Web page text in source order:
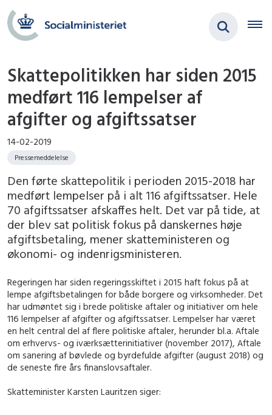
Skattepolitikken har siden 2015
medført 116 lempelser af
afgifter og afgiftssatser
14-02-2019
Pressemeddelelse
Den førte skattepolitik i perioden 2015-2018 har
medført lempelser på i alt 116 afgiftssatser. Hele
70 afgiftssatser afskaffes helt. Det var på tide, at
der blev sat politisk fokus på danskernes høje
afgiftsbetaling, mener skatteministeren og
økonomi- og indenrigsministeren.
Regeringen har siden regeringsskiftet i 2015 haft fokus på at
lempe afgiftsbetalingen for både borgere og virksomheder. Det
har udmøntet sig i brede politiske aftaler og initiativer om hele
116 lempelser af afgifter og afgiftssatser. Lempelser har været
en helt central del af flere politiske aftaler, herunder bl.a. Aftale
om erhvervs- og iværksætterinitiativer (november 2017), Aftale
om sanering af bøvlede og byrdefulde afgifter (august 2018) og
de seneste fire års finanslovsaftaler.
Skatteminister Karsten Lauritzen siger: